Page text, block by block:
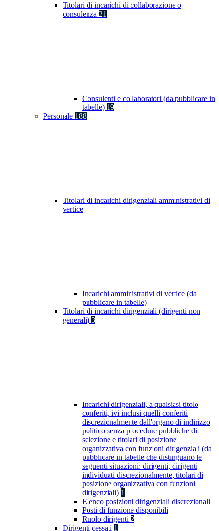
Titolari di incarichi di collaborazione o
consulenza 21
Consulenti e collaboratori (da pubblicare in
tabelle) 19
Personale 188
Titolari di incarichi dirigenziali amministrativi di
vertice
Incarichi amministrativi di vertice (da
pubblicare in tabelle)
Titolari di incarichi dirigenziali (dirigenti non
generali) 3
Incarichi dirigenziali, a qualsiasi titolo
conferiti, ivi inclusi quelli conferiti
discrezionalmente dall'organo di indirizzo
politico senza procedure pubbliche di
selezione e titolari di posizione
organizzativa con funzioni dirigenziali (da
pubblicare in tabelle che distinguano le
seguenti situazioni: dirigenti, dirigenti
individuati discrezionalmente, titolari di
posizione organizzativa con funzioni
dirigenziali) 1
Elenco posizioni dirigenziali discrezionali
Posti di funzione disponibili
Ruolo dirigenti 2
Dirigenti cessati 1